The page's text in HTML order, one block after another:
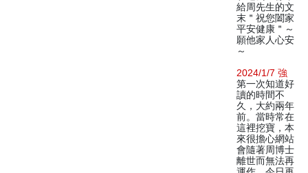
給周先生的文
末＂祝您闔家
平安健康＂～
願他家人心安
～
2024/1/7 強
第一次知道好
讀的時間不
久，大約兩年
前。當時常在
這裡挖寶，本
來很擔心網站
會隨著周博士
離世而無法再